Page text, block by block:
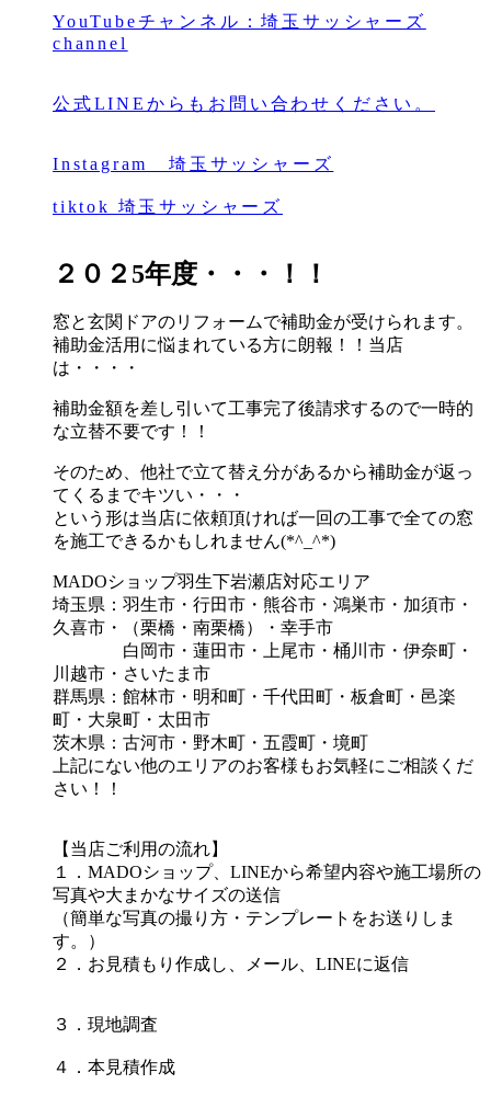
YouTubeチャンネル：埼玉サッシャーズ
channel
公式LINEからもお問い合わせください。
Instagram 埼玉サッシャーズ
tiktok 埼玉サッシャーズ
２０２5年度・・・！！
窓と玄関ドアのリフォームで補助金が受けられます。
補助金活用に悩まれている方に朗報！！当店
は・・・・
補助金額を差し引いて工事完了後請求するので一時的
な立替不要です！！
そのため、他社で立て替え分があるから補助金が返っ
てくるまでキツい・・・
という形は当店に依頼頂ければ一回の工事で全ての窓
を施工できるかもしれません(*^_^*)
MADOショップ羽生下岩瀬店対応エリア
埼玉県：羽生市・行田市・熊谷市・鴻巣市・加須市・
久喜市・（栗橋・南栗橋）・幸手市
白岡市・蓮田市・上尾市・桶川市・伊奈町・
川越市・さいたま市
群馬県：館林市・明和町・千代田町・板倉町・邑楽
町・大泉町・太田市
茨木県：古河市・野木町・五霞町・境町
上記にない他のエリアのお客様もお気軽にご相談くだ
さい！！
【当店ご利用の流れ】
１．MADOショップ、LINEから希望内容や施工場所の
写真や大まかなサイズの送信
（簡単な写真の撮り方・テンプレートをお送りしま
す。）
２．お見積もり作成し、メール、LINEに返信
３．現地調査
４．本見積作成